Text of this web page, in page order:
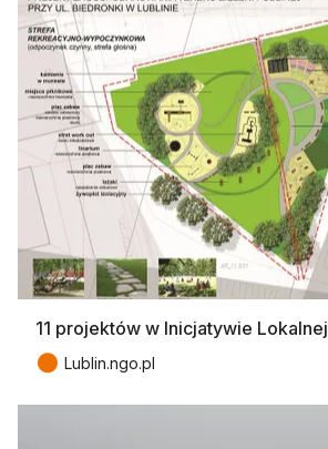
11 projektów w Inicjatywie Lokalnej
● Lublin.ngo.pl